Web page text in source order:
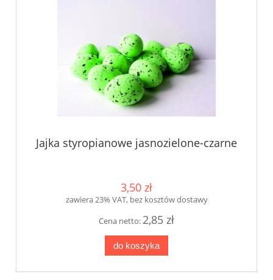
Jajka styropianowe jasnozielone-czarne
3,50 zł
zawiera 23% VAT, bez kosztów dostawy
Cena netto: 2,85 zł
do koszyka